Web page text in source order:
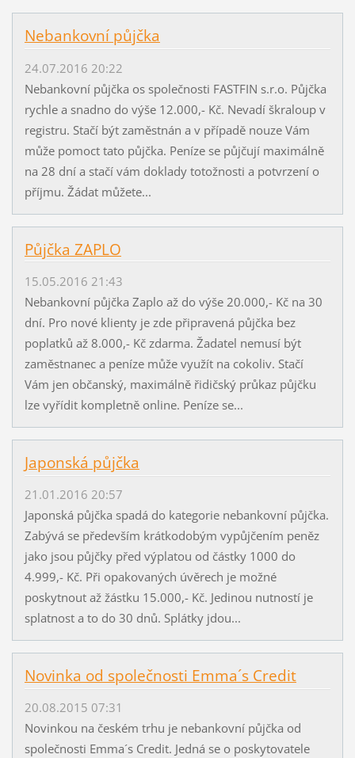
Nebankovní půjčka
24.07.2016 20:22
Nebankovní půjčka os společnosti FASTFIN s.r.o. Půjčka
rychle a snadno do výše 12.000,- Kč. Nevadí škraloup v
registru. Stačí být zaměstnán a v případě nouze Vám
může pomoct tato půjčka. Peníze se půjčují maximálně
na 28 dní a stačí vám doklady totožnosti a potvrzení o
příjmu. Žádat můžete...
Půjčka ZAPLO
15.05.2016 21:43
Nebankovní půjčka Zaplo až do výše 20.000,- Kč na 30
dní. Pro nové klienty je zde připravená půjčka bez
poplatků až 8.000,- Kč zdarma. Žadatel nemusí být
zaměstnanec a peníze může využít na cokoliv. Stačí
Vám jen občanský, maximálně řidičský průkaz půjčku
lze vyřídit kompletně online. Peníze se...
Japonská půjčka
21.01.2016 20:57
Japonská půjčka spadá do kategorie nebankovní půjčka.
Zabývá se především krátkodobým vypůjčením peněz
jako jsou půjčky před výplatou od částky 1000 do
4.999,- Kč. Při opakovaných úvěrech je možné
poskytnout až žástku 15.000,- Kč. Jedinou nutností je
splatnost a to do 30 dnů. Splátky jdou...
Novinka od společnosti Emma´s Credit
20.08.2015 07:31
Novinkou na českém trhu je nebankovní půjčka od
společnosti Emma´s Credit. Jedná se o poskytovatele